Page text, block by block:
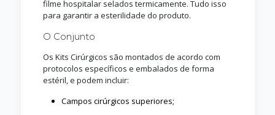
filme hospitalar selados termicamente. Tudo isso
para garantir a esterilidade do produto.
O Conjunto
Os Kits Cirúrgicos são montados de acordo com
protocolos específicos e embalados de forma
estéril, e podem incluir:
Campos cirúrgicos superiores;